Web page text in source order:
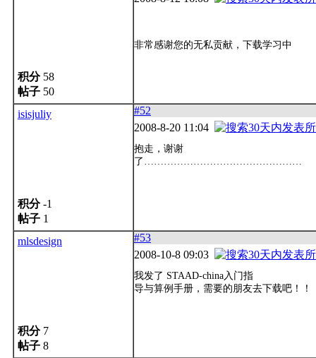
积分58
帖子 50
非常感谢您的无私贡献，下载学习中
isisjuliy
积分-1
帖子 1
#52
2008-8-20 11:04
抱走，谢谢
了…………………………………………
mlsdesign
积分7
帖子 8
#53
2008-10-8 09:03
我发了 STAAD-china入门指
导与算例手册，需要的朋友去下载吧！！